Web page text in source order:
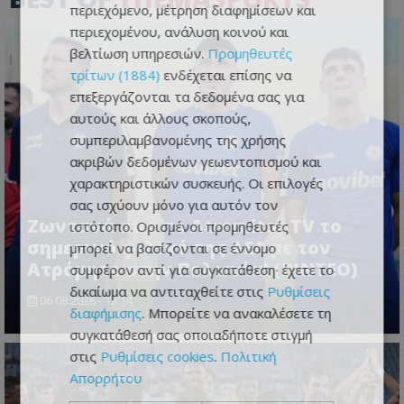
Ζωντανά από το Atromitos TV το
σημερινό φιλικό της ΑΕΛ με τον
Ατρόμητο στην Πολωνία! (ΒΙΝΤΕΟ)
06.08.2026 - 12:14
περιεχόμενο, μέτρηση διαφημίσεων και
περιεχομένου, ανάλυση κοινού και
βελτίωση υπηρεσιών. Προμηθευτές
τρίτων (1884) ενδέχεται επίσης να
επεξεργάζονται τα δεδομένα σας για
αυτούς και άλλους σκοπούς,
συμπεριλαμβανομένης της χρήσης
ακριβών δεδομένων γεωεντοπισμού και
χαρακτηριστικών συσκευής. Οι επιλογές
σας ισχύουν μόνο για αυτόν τον
ιστότοπο. Ορισμένοι προμηθευτές
μπορεί να βασίζονται σε έννομο
συμφέρον αντί για συγκατάθεση· έχετε το
δικαίωμα να αντιταχθείτε στις Ρυθμίσεις
διαφήμισης. Μπορείτε να ανακαλέσετε τη
συγκατάθεσή σας οποιαδήποτε στιγμή
στις Ρυθμίσεις cookies. Πολιτική
Απορρήτου